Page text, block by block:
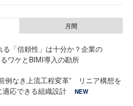
月間
る「信頼性」は十分か？企業の
ワケとBIMI導入の勘所
例なき上流工程変革” リニア構想を
応できる組織設計
NEW